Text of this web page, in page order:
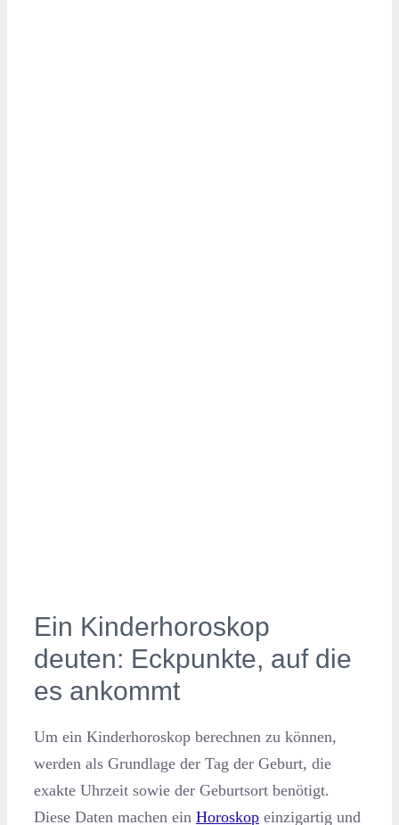
Ein Kinderhoroskop
deuten: Eckpunkte, auf die
es ankommt
Um ein Kinderhoroskop berechnen zu können,
werden als Grundlage der Tag der Geburt, die
exakte Uhrzeit sowie der Geburtsort benötigt.
Diese Daten machen ein Horoskopeinzigartig und